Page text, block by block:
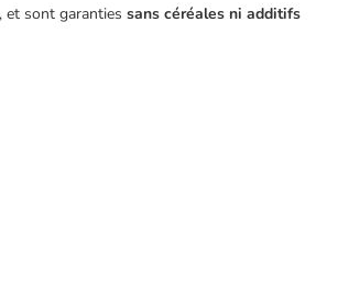
, et sont garanties sans céréales ni additifs